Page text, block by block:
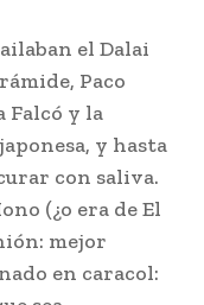
el Dalai
Paco
Falcó y la
y hasta
con saliva.
(¿o era de El
mejor
en caracol: